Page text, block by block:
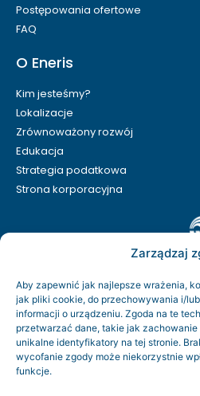
Zarządzaj
Aby zapewnić jak najlepsze wrażenia,
jak pliki cookie, do przechowywania i/
informacji o urządzeniu. Zgoda na te
przetwarzać dane, takie jak
unikalne identyfikatory na tej stronie.
wycofanie zgody może niekorzystnie
funkcje.
Postępowania ofertowe
FAQ
O Eneris
Kim jesteśmy?
Lokalizacje
Zrównoważony rozwój
Edukacja
Strategia podatkowa
Strona korporacyjna